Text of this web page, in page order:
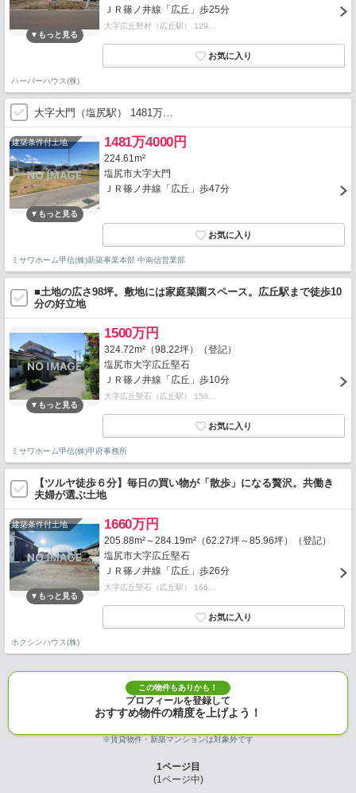
ＪＲ篠ノ井線「広丘」歩25分
大字広丘野村（広丘駅） 129…
ハーバーハウス(株)
大字大門（塩尻駅） 1481万…
建築条件付土地 1481万4000円
224.61m²
塩尻市大字大門
ＪＲ篠ノ井線「広丘」歩47分
ミサワホーム甲信(株)新築事業本部 中南信営業部
■土地の広さ98坪。敷地には家庭菜園スペース。広丘駅まで徒歩10
分の好立地
1500万円
324.72m²（98.22坪）（登記）
塩尻市大字広丘堅石
ＪＲ篠ノ井線「広丘」歩10分
大字広丘堅石（広丘駅） 150…
ミサワホーム甲信(株)甲府事務所
【ツルヤ徒歩６分】毎日の買い物が「散歩」になる贅沢。共働き
夫婦が選ぶ土地
建築条件付土地 1660万円
205.88m²～284.19m²（62.27坪～85.96坪）（登記）
塩尻市大字広丘堅石
ＪＲ篠ノ井線「広丘」歩26分
大字広丘堅石（広丘駅） 166…
ホクシンハウス(株)
この物件もありかも！
プロフィールを登録して
おすすめ物件の精度を上げよう！
※賃貸物件・新築マンションは対象外です
1ページ目
(1ページ中)